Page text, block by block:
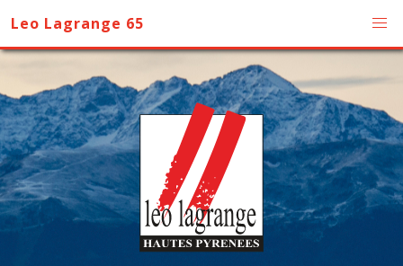
Leo Lagrange 65